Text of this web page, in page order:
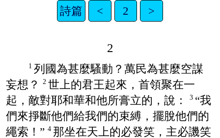
詩篇 < 2 >
2
1 列國為甚麼騷動？萬民為甚麼空謀
妄想？
2 世上的君王起來，首領聚在一
起，敵對耶和華和他所膏立的，說：
3 “我
們來掙斷他們給我們的束縛，擺脫他們的
繩索！” 4 那坐在天上的必發笑，主必譏笑